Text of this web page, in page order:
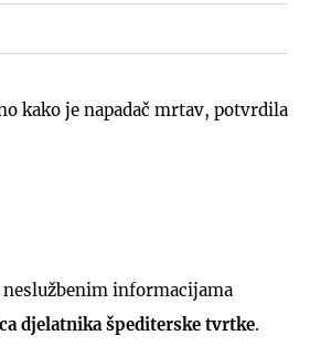
kako je napadač mrtav, potvrdila
neslužbenim informacijama
djelatnika špediterske tvrtke.